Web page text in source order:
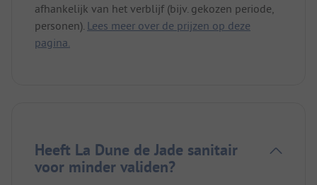
afhankelijk van het verblijf (bijv. gekozen periode,
personen). Lees meer over de prijzen op deze
pagina.
Heeft La Dune de Jade sanitair
voor minder validen?